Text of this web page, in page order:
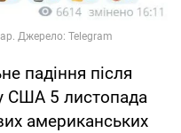
падіння після
США 5 листопада
американських